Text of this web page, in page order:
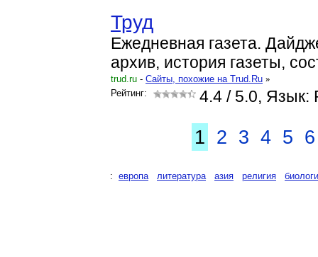
Труд
Ежедневная газета.
архив, история газеты,
trud.ru - Cайты, похожие на Trud.Ru »
Рейтинг:
4.4 / 5.0, Язык:
1 2 3 4 5 6
: европа литература азия религия